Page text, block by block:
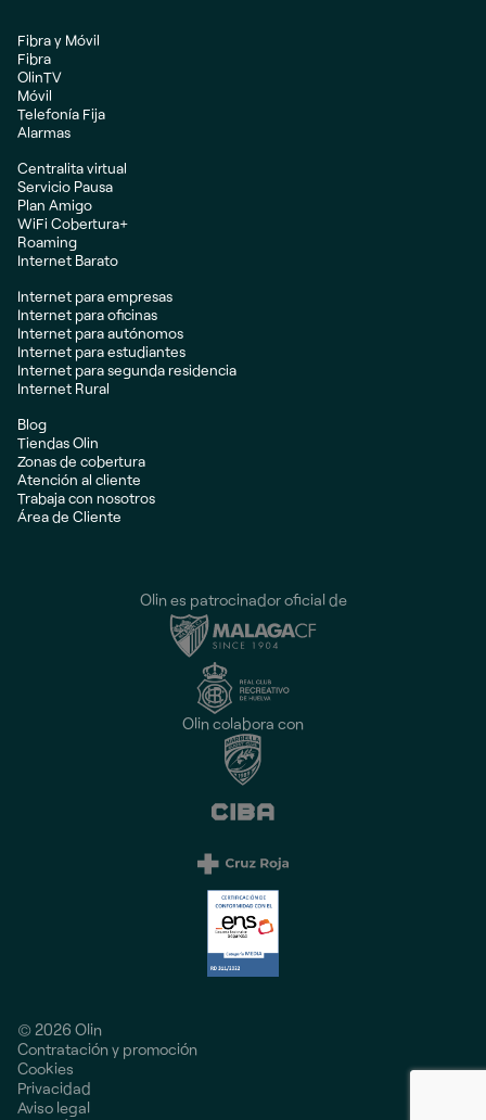
Fibra y Móvil
Fibra
OlinTV
Móvil
Telefonía Fija
Alarmas
Centralita virtual
Servicio Pausa
Plan Amigo
WiFi Cobertura+
Roaming
Internet Barato
Internet para empresas
Internet para oficinas
Internet para autónomos
Internet para estudiantes
Internet para segunda residencia
Internet Rural
Blog
Tiendas Olin
Zonas de cobertura
Atención al cliente
Trabaja con nosotros
Área de Cliente
Olin es patrocinador oficial de
Olin colabora con
© 2026 Olin
Contratación y promoción
Cookies
Privacidad
Aviso legal